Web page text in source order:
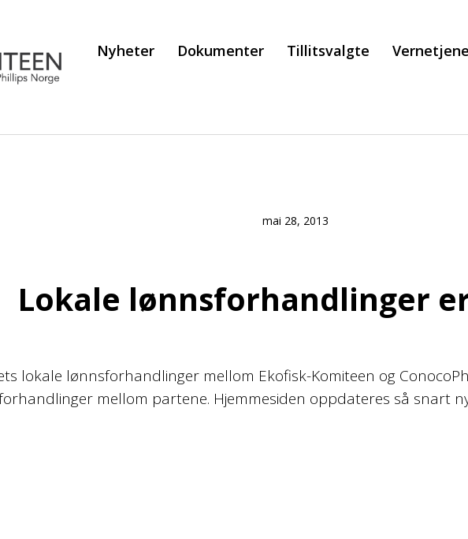
Nyheter Dokumenter Tillitsvalgte
mai 28, 2013
Lokale lønnsforhandlinger
lokale lønnsforhandlinger mellom Ekofisk-Komiteen og
mellom partene. Hjemmesiden oppdateres så snart